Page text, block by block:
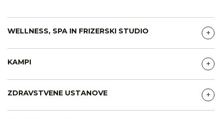
WELLNESS, SPA IN FRIZERSKI STUDIO +
KAMPI +
ZDRAVSTVENE USTANOVE +